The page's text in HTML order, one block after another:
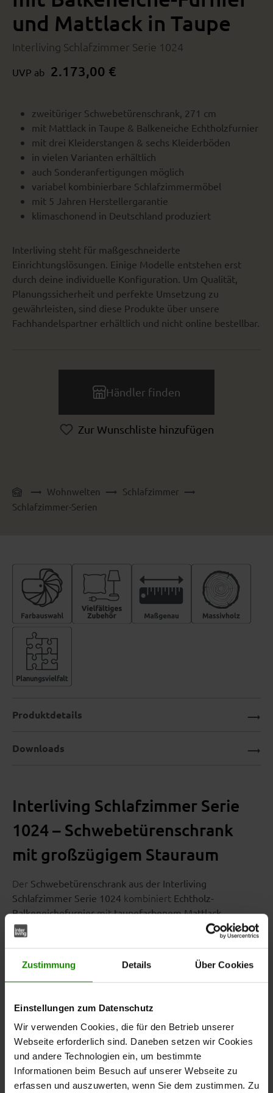
Zustimmung Details Über Cookies
Einstellungen zum Datenschutz
Wir verwenden Cookies, die für den Betrieb unserer
Webseite erforderlich sind. Daneben setzen wir Cookies
und andere Technologien ein, um bestimmte
Informationen beim Besuch auf unserer Webseite zu
erfassen und auszuwerten, wenn Sie dem zustimmen. Zu
und Mattlack in Taupe
Interliving Schlafzimmer Serie 1024
UVP ab 2.173,00 €
zweitüriger Schwebetürenschrank, 271 cm
mit Mattlack in Taupe & Balkeneiche Echtholzfurnier
mit drei Kleiderstangen & sechs Kleiderböden
in vielen Varianten erhältlich
auch Sonderanfertigungen möglich
variabel kombinierbare Schlafzimmermöbel
mit 5 Jahren Herstellergarantie
klimaschonend in Deutschland produziert
Interliving steht für maßgeschneiderte
Einrichtungslösungen. Einige Modelle entstehen erst
durch deine individuelle Konfiguration. Um Qualität,
Planungssicherheit und perfekte Umsetzung zu
gewährleisten, sind diese Produkte über unsere
Fachhandelspartner erhältlich und nicht online bestellbar.
Händler finden
Zur Wunschliste hinzufügen
Wohnwelten
Schlafzimmer
Schlafzimmer-Serien
Interliving Schlafzimmer Serie
1024 – Schwebetürenschrank
mit großzügigem Stauraum
Der Schwebetürenschrank aus der Interliving
Schlafzimmer Serie 1024 kombiniert Echtholz-
Balkeneichefurniermittaupefarbenem Mattlack.
Anthrazitfarbene Zier- und Griffleisten
ergänzen die
Front und sorgen für eine klare, gut erkennbare
Mit Maßen von ca.271 x 230 x 68 cm (B/LxHxT)bietet
der Kleiderschrank viel Stauraum für Kleidung, Wäsche
und weitere persönliche Gegenstände.
Produktdetails
Downloads